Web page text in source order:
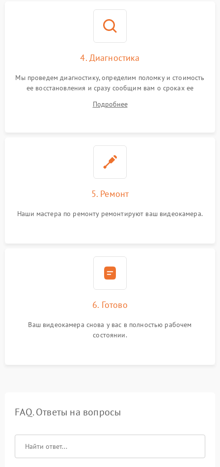
4. Диагностика
Мы проведем диагностику, определим поломку и стоимость
ее восстановления и сразу сообщим вам о сроках ее
Подробнее
5. Ремонт
Наши мастера по ремонту ремонтируют ваш видеокамера.
6. Готово
Ваш видеокамера снова у вас в полностью рабочем
состоянии.
FAQ. Ответы на вопросы